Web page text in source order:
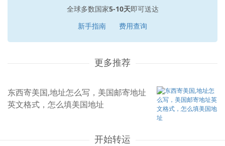
全球多数国家5-10天即可送达
新手指南
费用查询
更多推荐
东西寄美国,地址怎么写，美国邮寄地址
英文格式，怎么填美国地址
开始转运